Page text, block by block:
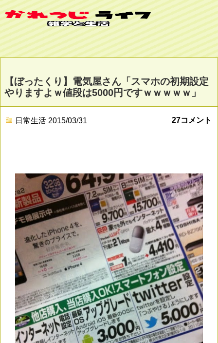
【ぼったくり】電気屋さん「スマホの初期設定
やりますよｗ値段は5000円ですｗｗｗｗｗ」
日常生活 2015/03/31 27コメント